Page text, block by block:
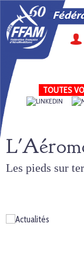
TOUTES
Les pieds sur